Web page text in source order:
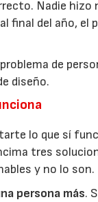
Nadie hizo
final del año, el
de
diseño.
lo que sí
tres
y no lo son.
persona más.